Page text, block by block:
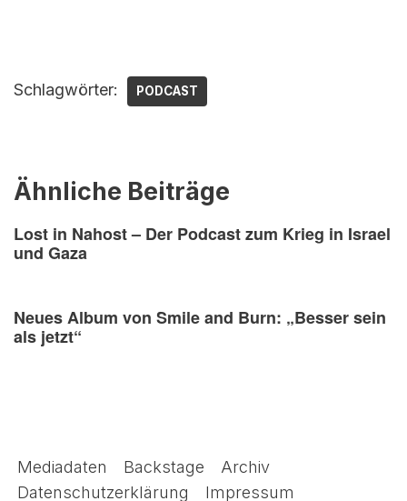
Schlagwörter: PODCAST
Ähnliche Beiträge
Lost in Nahost – Der Podcast zum Krieg in Israel
und Gaza
Neues Album von Smile and Burn: „Besser sein
als jetzt“
Mediadaten Backstage
Archiv
Datenschutzerklärung
Impressum